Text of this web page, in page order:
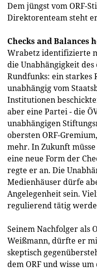
Dem jüngst vom ORF-
Direktorenteam steht
Checks and Balances
Wrabetz identifizierte
die Unabhängigkeit
Rundfunks: ein starkes
unabhängig vom
Institutionen
aber eine Partei - die
unabhängigen
obersten ORF-
mehr. In Zukunft
eine neue Form der
regte er an. Die
Medienhäuser dürfe
Angelegenheit sein.
regulierend tätig
Seinem Nachfolger als
Weißmann, dürfte er
skeptisch
dem ORF und wisse